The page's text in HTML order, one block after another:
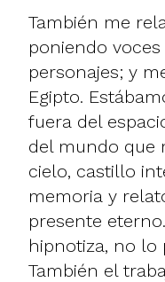
También me
poniendo
personajes; y
Egipto.
fuera del
del mundo que
cielo, castillo
memoria y
presente
hipnotiza, no lo
También el